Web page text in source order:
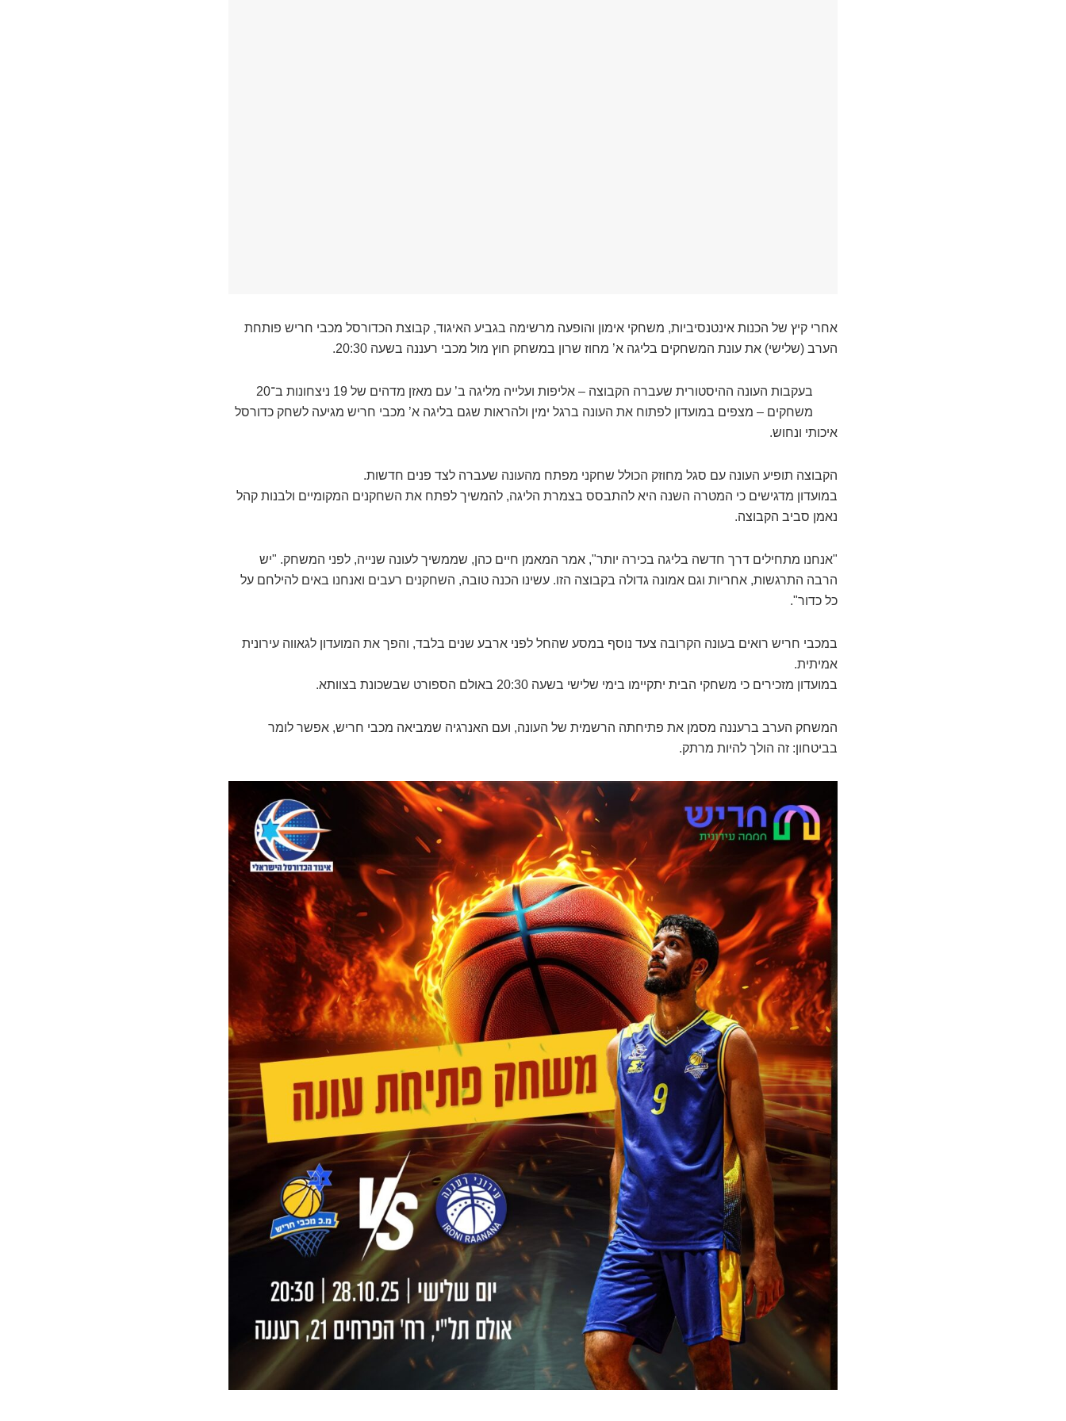
אחרי קיץ של הכנות אינטנסיביות, משחקי אימון והופעה מרשימה בגביע האיגוד, קבוצת הכדורסל מכבי חריש פותחת
הערב (שלישי) את עונת המשחקים בליגה א’ מחוז שרון במשחק חוץ מול מכבי רעננה בשעה 20:30.
בעקבות העונה ההיסטורית שעברה הקבוצה – אליפות ועלייה מליגה ב’ עם מאזן מדהים של 19 ניצחונות ב־20
משחקים – מצפים במועדון לפתוח את העונה ברגל ימין ולהראות שגם בליגה א’ מכבי חריש מגיעה לשחק כדורסל
איכותי ונחוש.
הקבוצה תופיע העונה עם סגל מחוזק הכולל שחקני מפתח מהעונה שעברה לצד פנים חדשות.
במועדון מדגישים כי המטרה השנה היא להתבסס בצמרת הליגה, להמשיך לפתח את השחקנים המקומיים ולבנות קהל
נאמן סביב הקבוצה.
"אנחנו מתחילים דרך חדשה בליגה בכירה יותר", אמר המאמן חיים כהן, שממשיך לעונה שנייה, לפני המשחק. "יש
הרבה התרגשות, אחריות וגם אמונה גדולה בקבוצה הזו. עשינו הכנה טובה, השחקנים רעבים ואנחנו באים להילחם על
כל כדור".
במכבי חריש רואים בעונה הקרובה צעד נוסף במסע שהחל לפני ארבע שנים בלבד, והפך את המועדון לגאווה עירונית
אמיתית.
במועדון מזכירים כי משחקי הבית יתקיימו בימי שלישי בשעה 20:30 באולם הספורט שבשכונת בצוותא.
המשחק הערב ברעננה מסמן את פתיחתה הרשמית של העונה, ועם האנרגיה שמביאה מכבי חריש, אפשר לומר
בביטחון: זה הולך להיות מרתק.